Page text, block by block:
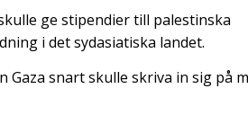
ge stipendier till palestinska
i det sydasiatiska landet.
snart skulle skriva in sig på